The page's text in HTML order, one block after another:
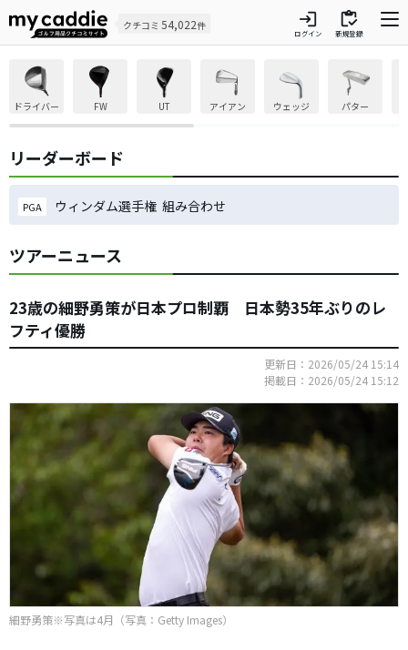
クチコミ 54,022件 login
ログイン
inventory
新規登録
ドライバー FW UT アイアン ウェッジ パター
リーダーボード
PGA ウィンダム選手権 組み合わせ
ツアーニュース
23歳の細野勇策が日本プロ制覇 日本勢35年ぶりのレ
フティ優勝
更新日：2026/05/24 15:14
掲載日：2026/05/24 15:12
細野勇策※写真は4月（写真：Getty Images）